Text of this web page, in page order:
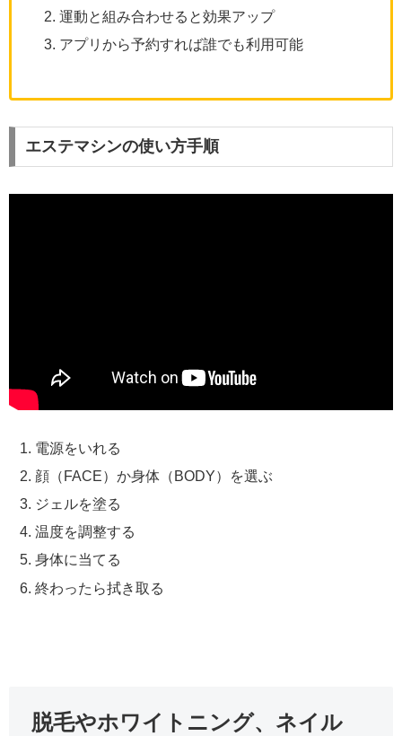
運動と組み合わせると効果アップ
アプリから予約すれば誰でも利用可能
エステマシンの使い方手順
電源をいれる
顔（FACE）か身体（BODY）を選ぶ
ジェルを塗る
温度を調整する
身体に当てる
終わったら拭き取る
脱毛やホワイトニング、ネイル